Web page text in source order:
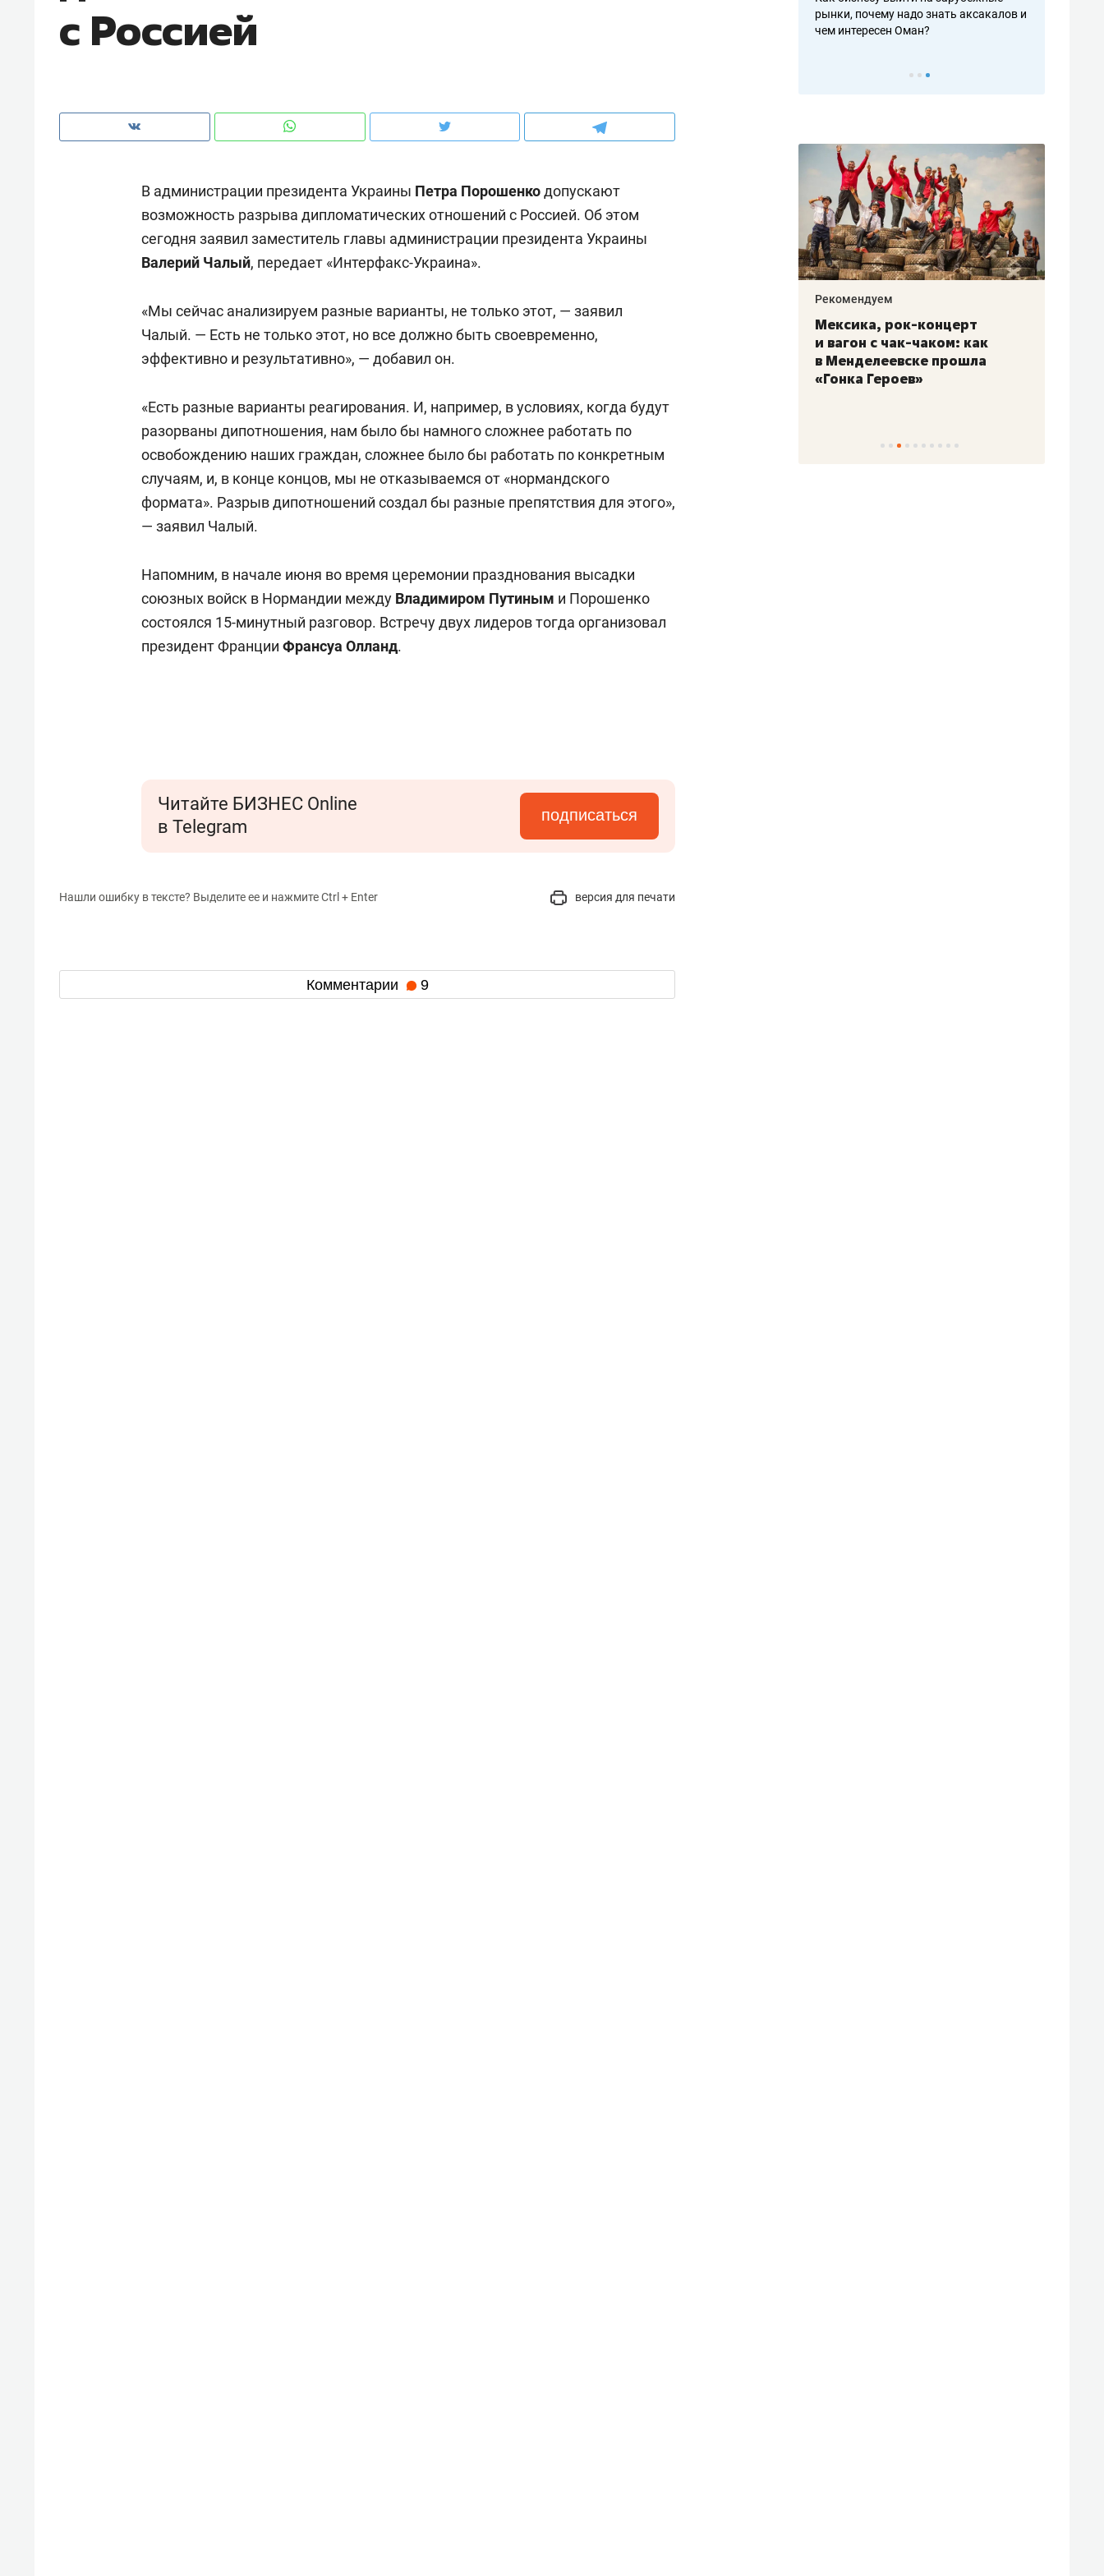
с Россией
В администрации президента Украины Петра Порошенкодопускают
возможность разрыва дипломатических отношений с Россией. Об этом
сегодня заявил заместитель главы администрации президента Украины
Валерий Чалый, передает «Интерфакс-Украина».
«Мы сейчас анализируем разные варианты, не только этот, — заявил
Чалый. — Есть не только этот, но все должно быть своевременно,
эффективно и результативно», — добавил он.
«Есть разные варианты реагирования. И, например, в условиях, когда будут
разорваны дипотношения, нам было бы намного сложнее работать по
освобождению наших граждан, сложнее было бы работать по конкретным
случаям, и, в конце концов, мы не отказываемся от «нормандского
формата». Разрыв дипотношений создал бы разные препятствия для этого»,
— заявил Чалый.
Напомним, в начале июня во время церемонии празднования высадки
союзных войск в Нормандии между Владимиром Путиным и Порошенко
состоялся 15-минутный разговор. Встречу двух лидеров тогда организовал
президент Франции Франсуа Олланд.
Читайте БИЗНЕС Online
в Telegram
подписаться
Нашли ошибку в тексте? Выделите ее и нажмите Ctrl + Enter версия для печати
Комментарии 9
рынки, почему надо знать аксакалов и
чем интересен Оман?
рынки, почему надо знать аксакалов и
чем интересен Оман?
создают оазис жилого
комфорта под Казанью
150 камер до квартиры и Face
ID вместо ключа: какой будет
безопасность в ЖК «Нова»
природе, работа
антихрупких команд
Рекомендуем
Мексика, рок-концерт
и вагон с чак-чаком: как
в Менделеевске прошла
«Гонка Героев»